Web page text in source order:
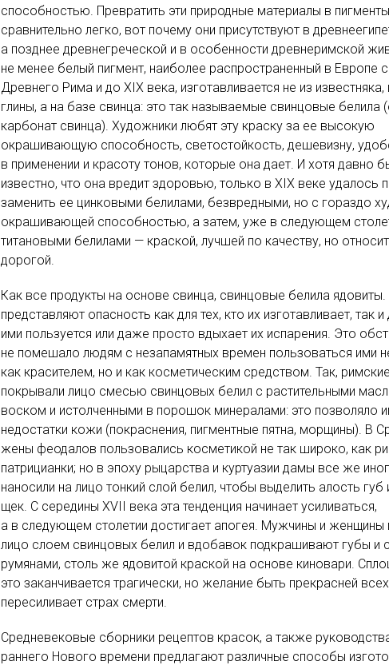
способностью. Превратить эти природные материалы в пигменты
сравнительно легко, вот почему они присутствуют в
а позднее древнегреческой и в особенности древнеримской
не менее белый пигмент, наиболее распространенный в Европе
Древнего Рима и до XIX века, изготавливается не из известняка,
глины, а на базе свинца: это так называемые свинцовые белила
карбонат свинца). Художники любят эту краску за ее высокую
окрашивающую способность, светостойкость, дешевизну,
в применении и красоту тонов, которые она дает. И хотя давно
известно, что она вредит здоровью, только в XIX веке удалось
заменить ее цинковыми белилами, безвредными, но с гораздо
окрашивающей способностью, а затем, уже в следующем
титановыми белилами — краской, лучшей по качеству, но
дорогой.
Как все продукты на основе свинца, свинцовые белила ядовиты.
представляют опасность как для тех, кто их изготавливает, так и
ими пользуется или даже просто вдыхает их испарения. Это
не помешало людям с незапамятных времен пользоваться ими
как красителем, но и как косметическим средством. Так,
покрывали лицо смесью свинцовых белил с растительными
воском и истолченными в порошок минералами: это позволяло
недостатки кожи (покраснения, пигментные пятна, морщины). В
жены феодалов пользовались косметикой не так широко, как
патрицианки; но в эпоху рыцарства и куртуазии дамы все же
наносили на лицо тонкий слой белил, чтобы выделить алость губ
щек. С середины XVII века эта тенденция начинает усиливаться,
а в следующем столетии достигает апогея. Мужчины и
лицо слоем свинцовых белил и вдобавок подкрашивают губы и
румянами, столь же ядовитой краской на основе киновари.
это заканчивается трагически, но желание быть прекрасней всех
пересиливает страх смерти.
Средневековые сборники рецептов красок, а также
раннего Нового времени предлагают различные способы